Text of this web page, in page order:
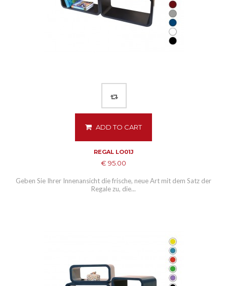
ADD TO CART
REGAL LO01J
€ 95.00
Geben Sie Ihrer Innenansicht die frische, neue Art mit dem Satz der
Regale zu, die...